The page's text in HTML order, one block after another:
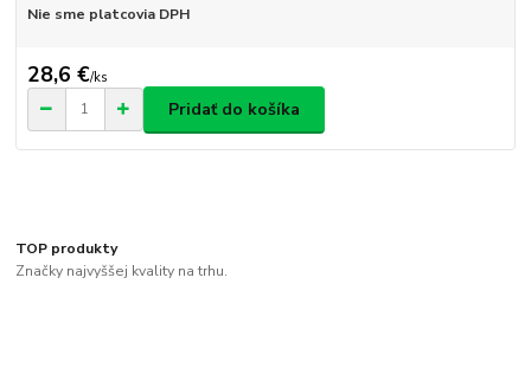
Nie sme platcovia DPH
28,6 €/ks
Pridať do košíka
TOP produkty
Značky najvyššej kvality na trhu.